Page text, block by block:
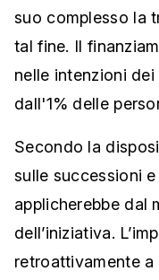
suo complesso la
tal fine. Il
nelle intenzioni
dall'1% delle
Secondo la
sulle successioni
applicherebbe dal
dell’iniziativa.
retroattivamente a